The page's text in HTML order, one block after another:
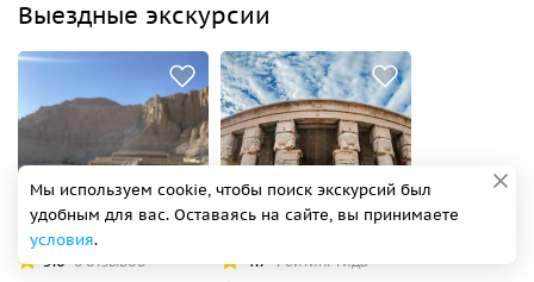
Выездные экскурсии
Без предоплаты
5.0 8 отзывов
Без предоплаты
4.7 Рейтинг гида
Мы используем cookie, чтобы поиск экскурсий был
удобным для вас. Оставаясь на сайте, вы принимаете
условия.